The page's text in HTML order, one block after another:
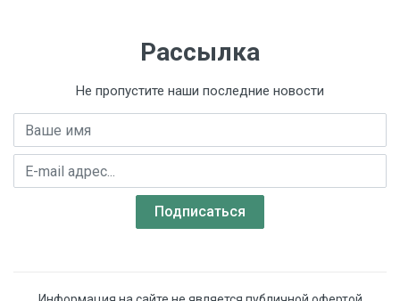
Рассылка
Не пропустите наши последние новости
Подписаться